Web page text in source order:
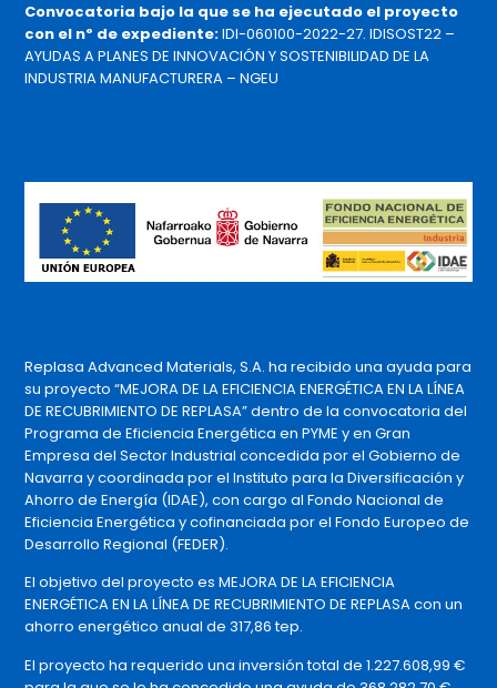
Convocatoria bajo la que se ha ejecutado el proyecto
con el nº de expediente:IDI-060100-2022-27. IDISOST22 –
AYUDAS A PLANES DE INNOVACIÓN Y SOSTENIBILIDAD DE LA
INDUSTRIA MANUFACTURERA – NGEU
Replasa Advanced Materials, S.A. ha recibido una ayuda para
su proyecto “MEJORA DE LA EFICIENCIA ENERGÉTICA EN LA LÍNEA
DE RECUBRIMIENTO DE REPLASA” dentro de la convocatoria del
Programa de Eficiencia Energética en PYME y en Gran
Empresa del Sector Industrial concedida por el Gobierno de
Navarra y coordinada por el Instituto para la Diversificación y
Ahorro de Energía (IDAE), con cargo al Fondo Nacional de
Eficiencia Energética y cofinanciada por el Fondo Europeo de
Desarrollo Regional (FEDER).
El objetivo del proyecto es MEJORA DE LA EFICIENCIA
ENERGÉTICA EN LA LÍNEA DE RECUBRIMIENTO DE REPLASA con un
ahorro energético anual de 317,86 tep.
El proyecto ha requerido una inversión total de 1.227.608,99 €